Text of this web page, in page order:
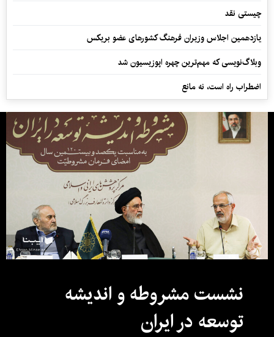
چیستی نقد
یازدهمین اجلاس وزیران فرهنگ کشورهای عضو بریکس
وبلاگ‌نویسی که مهم‌ترین چهره اپوزیسیون شد
اضطراب راه است، نه مانع
نشست مشروطه و اندیشه
توسعه در ایران